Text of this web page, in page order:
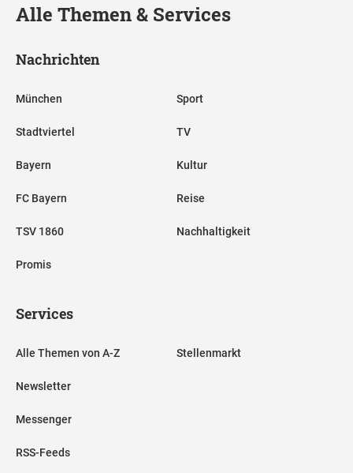
Alle Themen & Services
Nachrichten
München
Stadtviertel
Bayern
FC Bayern
TSV 1860
Promis
Sport
TV
Kultur
Reise
Nachhaltigkeit
Services
Alle Themen von A-Z
Newsletter
Messenger
RSS-Feeds
Stellenmarkt